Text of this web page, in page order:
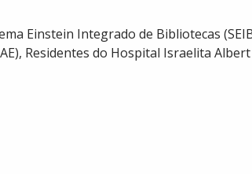
Einstein Integrado de Bibliotecas
Residentes do Hospital Israelita